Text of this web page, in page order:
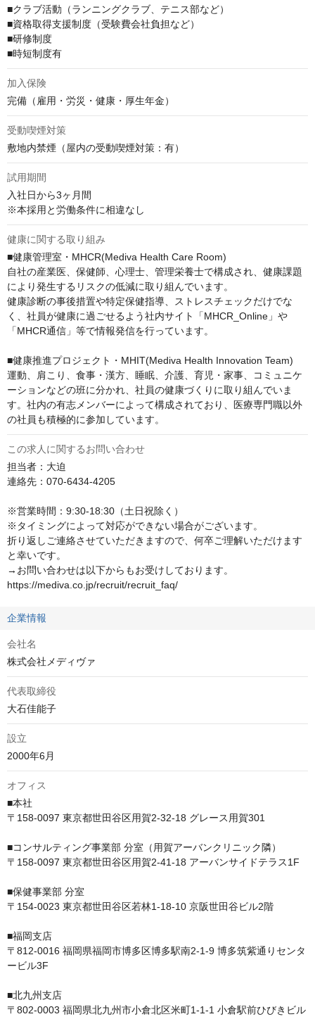
■クラブ活動（ランニングクラブ、テニス部など）
■資格取得⽀援制度（受験費会社負担など）
■研修制度
■時短制度有
加入保険
完備（雇用・労災・健康・厚生年金）
受動喫煙対策
敷地内禁煙（屋内の受動喫煙対策：有）
試用期間
入社日から3ヶ月間
※本採用と労働条件に相違なし
健康に関する取り組み
■健康管理室・MHCR(Mediva Health Care Room)
自社の産業医、保健師、心理士、管理栄養士で構成され、健康課題
により発生するリスクの低減に取り組んでいます。
健康診断の事後措置や特定保健指導、ストレスチェックだけでな
く、社員が健康に過ごせるよう社内サイト「MHCR_Online」や
「MHCR通信」等で情報発信を行っています。
■健康推進プロジェクト・MHIT(Mediva Health Innovation Team)
運動、肩こり、食事・漢方、睡眠、介護、育児・家事、コミュニケ
ーションなどの班に分かれ、社員の健康づくりに取り組んでいま
す。社内の有志メンバーによって構成されており、医療専門職以外
の社員も積極的に参加しています。
この求人に関するお問い合わせ
担当者：大迫
連絡先：070-6434-4205
※営業時間：9:30-18:30（土日祝除く）
※タイミングによって対応ができない場合がございます。
折り返しご連絡させていただきますので、何卒ご理解いただけます
と幸いです。
→お問い合わせは以下からもお受けしております。
https://mediva.co.jp/recruit/recruit_faq/
企業情報
会社名
株式会社メディヴァ
代表取締役
大石佳能子
設立
2000年6月
オフィス
■本社
〒158-0097 東京都世田谷区用賀2-32-18 グレース用賀301
■コンサルティング事業部 分室（用賀アーバンクリニック隣）
〒158-0097 東京都世田谷区用賀2-41-18 アーバンサイドテラス1F
■保健事業部 分室
〒154-0023 東京都世田谷区若林1-18-10 京阪世田谷ビル2階
■福岡支店
〒812-0016 福岡県福岡市博多区博多駅南2-1-9 博多筑紫通りセンタ
ービル3F
■北九州支店
〒802-0003 福岡県北九州市小倉北区米町1-1-1 小倉駅前ひびきビル